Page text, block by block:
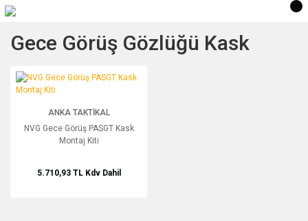
Gece Görüş Gözlüğü Kask
NVG Gece Görüş PASGT Kask Montaj Kiti
ANKA TAKTIKAL
NVG Gece Görüş PASGT Kask
Montaj Kiti
5.710,93 TL Kdv Dahil